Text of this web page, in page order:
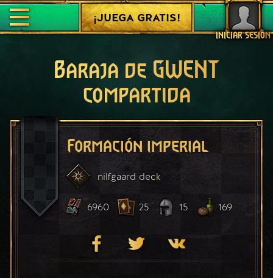
INICIAR SESIÓN
¡JUEGA GRATIS!
Baraja de GWENT
compartida
Formación imperial
nilfgaard deck
6960 25 15 169